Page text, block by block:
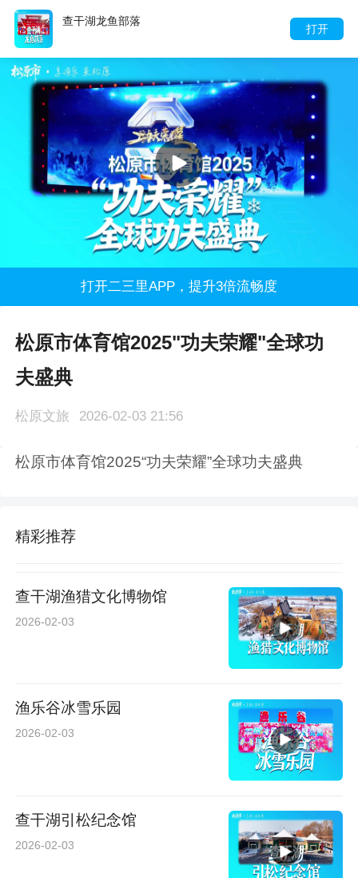
打开
查干湖龙鱼部落
打开二三里APP，提升3倍流畅度
松原市体育馆2025"功夫荣耀"全球功
夫盛典
松原文旅 2026-02-03 21:56
松原市体育馆2025“功夫荣耀”全球功夫盛典
精彩推荐
查干湖渔猎文化博物馆
2026-02-03
渔乐谷冰雪乐园
2026-02-03
查干湖引松纪念馆
2026-02-03